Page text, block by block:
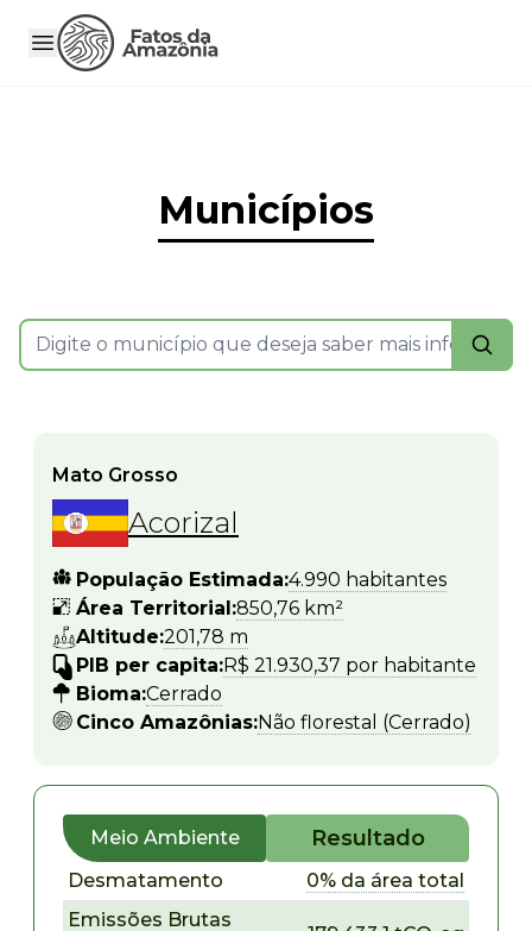
Municípios
Mato Grosso
Acorizal
População Estimada:4.990 habitantes
Área Territorial:850,76 km²
Altitude:201,78 m
PIB per capita:R$ 21.930,37 por habitante
Bioma:Cerrado
Cinco Amazônias:Não florestal (Cerrado)
Meio Ambiente Resultado
Desmatamento
0% da área total
Emissões Brutas